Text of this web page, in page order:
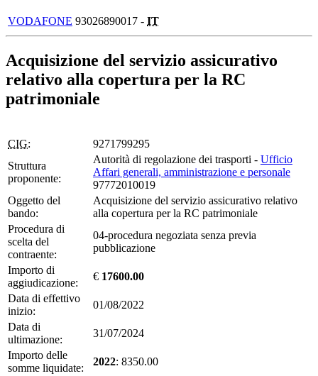
VODAFONE 93026890017 - IT
Acquisizione del servizio assicurativo
relativo alla copertura per la RC
patrimoniale
CIG:
9271799295
Struttura
proponente:
Autorità di regolazione dei trasporti - Ufficio
Affari generali, amministrazione e personale
97772010019
Oggetto del
bando:
Acquisizione del servizio assicurativo relativo
alla copertura per la RC patrimoniale
Procedura di
scelta del
contraente:
04-procedura negoziata senza previa
pubblicazione
Importo di
aggiudicazione:
€ 17600.00
Data di effettivo
inizio:
01/08/2022
Data di
ultimazione:
31/07/2024
Importo delle
somme liquidate:
2022: 8350.00